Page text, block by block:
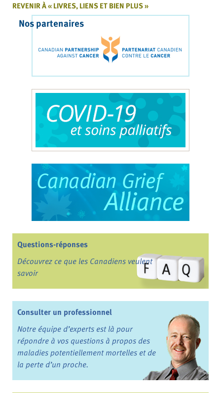
REVENIR À « LIVRES, LIENS ET BIEN PLUS »
Nos partenaires
Questions-réponses
Découvrez ce que les Canadiens veulent
savoir
Consulter un professionnel
Notre équipe d’experts est là pour
répondre à vos questions à propos des
maladies potentiellement mortelles et de
la perte d’un proche.